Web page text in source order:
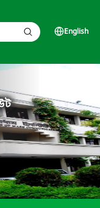
English